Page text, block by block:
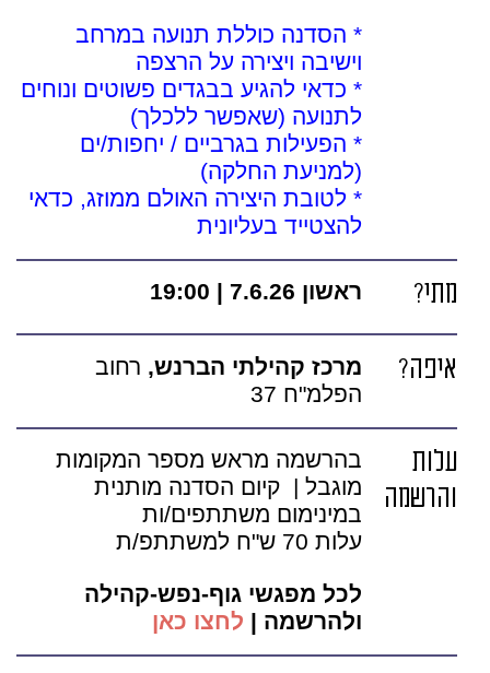
* הסדנה כוללת תנועה במרחב
וישיבה ויצירה על הרצפה
* כדאי להגיע בבגדים פשוטים ונוחים
לתנועה (שאפשר ללכלך)
* הפעילות בגרביים / יחפות/ים
(למניעת החלקה)
* לטובת היצירה האולם ממוזג, כדאי
להצטייד בעליונית
מתי? ראשון 7.6.26 | 19:00
איפה? מרכז קהילתי הברנש, רחוב
הפלמ"ח 37
עלות
והרשמה
בהרשמה מראש מספר המקומות
מוגבל | קיום הסדנה מותנית
במינימום משתתפים/ות
עלות 70 ש"ח למשתתפ/ת
לכל מפגשי גוף-נפש-קהילה
ולהרשמה | לחצו כאן